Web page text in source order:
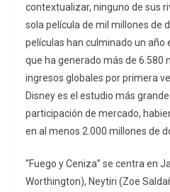
contextualizar, ninguno de sus
sola película de mil millones de
películas han culminado un año
que ha generado más de 6.580
ingresos globales por primera
Disney es el estudio más
participación de mercado,
en al menos 2.000 millones de
“Fuego y Ceniza” se centra en
Worthington), Neytiri (Zoe